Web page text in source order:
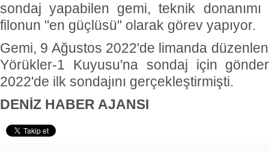
sondaj yapabilen gemi, teknik
filonun "en güçlüsü" olarak görev yapıyor.
Gemi, 9 Ağustos 2022'de limanda
Yörükler-1 Kuyusu'na sondaj için
2022'de ilk sondajını gerçekleştirmişti.
DENİZ HABER AJANSI